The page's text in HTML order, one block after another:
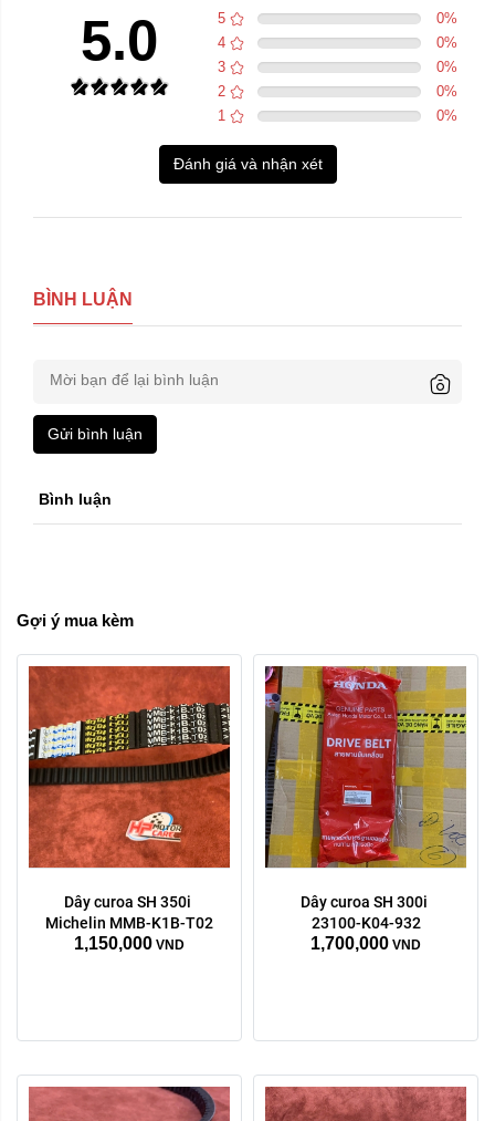
5.0 5 0%
4
0%
3
0%
2
0%
1
0%
Đánh giá và nhận xét
BÌNH LUẬN
Gửi bình luận
Bình luận
Gợi ý mua kèm
Dây curoa SH 350i
Michelin MMB-K1B-T02
1,150,000 VND
Dây curoa SH 300i
23100-K04-932
1,700,000 VND